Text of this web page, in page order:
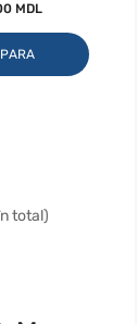
MDL
total)